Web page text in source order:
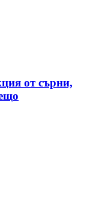
от сърни,